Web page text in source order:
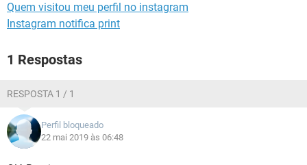
Quem visitou meu perfil no instagram
Instagram notifica print
1 Respostas
RESPOSTA 1 / 1
Perfil bloqueado
22 mai 2019 às 06:48